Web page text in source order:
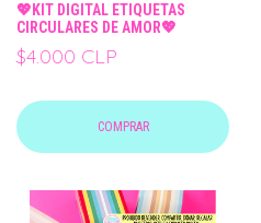
💖KIT DIGITAL ETIQUETAS
CIRCULARES DE AMOR💖
$4.000 CLP
COMPRAR